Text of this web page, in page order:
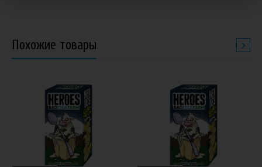
Похожие товары